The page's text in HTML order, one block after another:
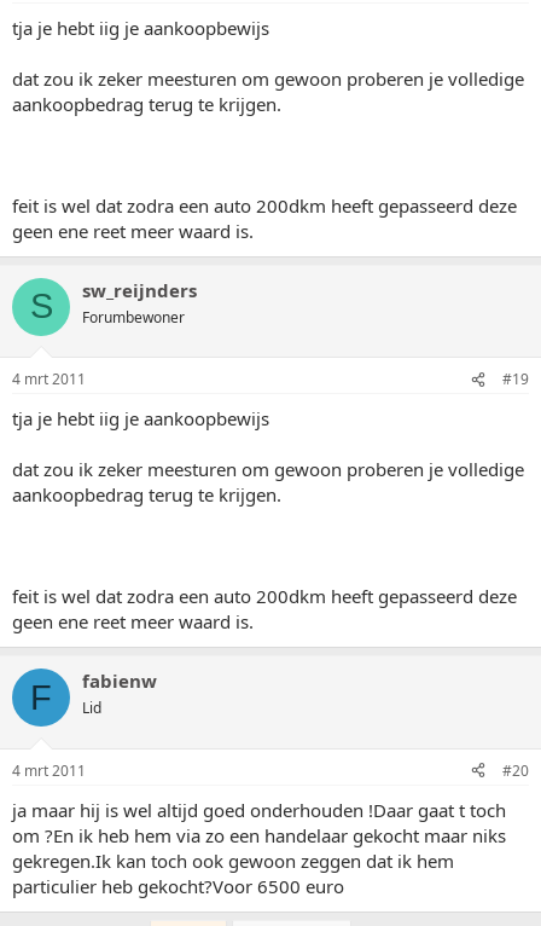
tja je hebt iig je aankoopbewijs
dat zou ik zeker meesturen om gewoon proberen je volledige
aankoopbedrag terug te krijgen.
feit is wel dat zodra een auto 200dkm heeft gepasseerd deze
geen ene reet meer waard is.
S sw_reijnders
Forumbewoner
4 mrt 2011 #19
tja je hebt iig je aankoopbewijs
dat zou ik zeker meesturen om gewoon proberen je volledige
aankoopbedrag terug te krijgen.
feit is wel dat zodra een auto 200dkm heeft gepasseerd deze
geen ene reet meer waard is.
F fabienw
Lid
4 mrt 2011 #20
ja maar hij is wel altijd goed onderhouden !Daar gaat t toch
om ?En ik heb hem via zo een handelaar gekocht maar niks
gekregen.Ik kan toch ook gewoon zeggen dat ik hem
particulier heb gekocht?Voor 6500 euro